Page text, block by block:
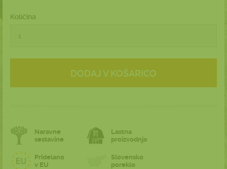
Količina
DODAJ V KOŠARICO
Naravne
sestavine
Lastna
proizvodnja
Pridelano
v EU
Slovensko
poreklo